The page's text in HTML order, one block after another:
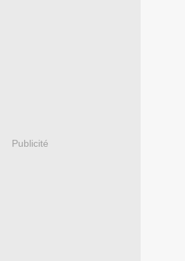
Publicité